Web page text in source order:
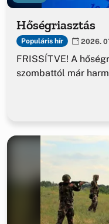
Hőségriasztás
Populáris hír 2026.
FRISSÍTVE! A
szombattól már